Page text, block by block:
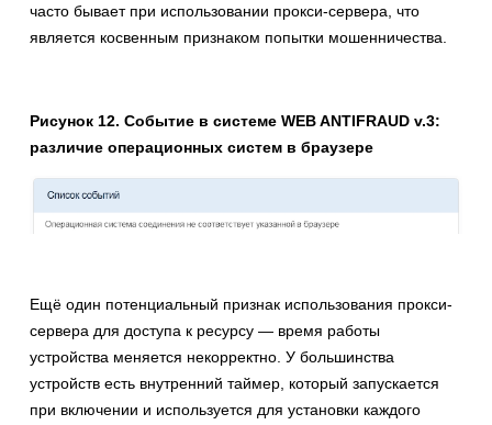
часто бывает при использовании прокси-сервера, что
является косвенным признаком попытки мошенничества.
Рисунок 12. Событие в системе WEB ANTIFRAUD v.3:
различие операционных систем в браузере
Ещё один потенциальный признак использования прокси-
сервера для доступа к ресурсу — время работы
устройства меняется некорректно. У большинства
устройств есть внутренний таймер, который запускается
при включении и используется для установки каждого